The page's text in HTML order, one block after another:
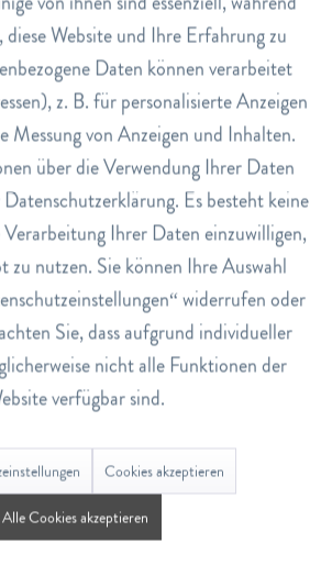
800ug
Inaktiv
Inaktiv
Inaktiv
diese Website und Ihre Erfahrung zu
Daten können verarbeitet
z. B. für personalisierte Anzeigen
Messung von Anzeigen und Inhalten.
über die Verwendung Ihrer Daten
Es besteht keine
Ihrer Daten einzuwilligen,
zu nutzen. Sie können Ihre Auswahl
widerrufen oder
Sie, dass aufgrund individueller
nicht alle Funktionen der
verfügbar sind.
Cookies akzeptieren
Alle Cookies akzeptieren